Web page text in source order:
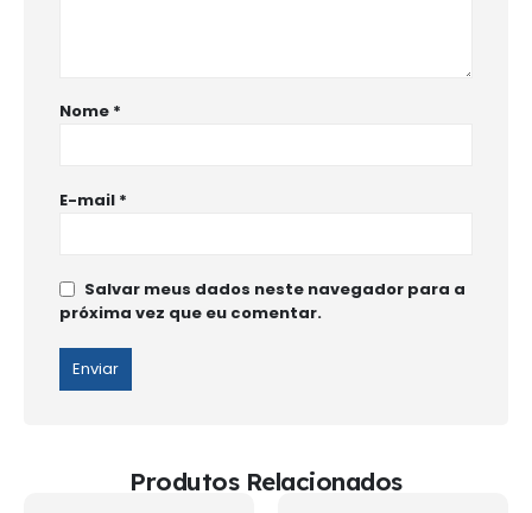
Nome *
E-mail *
Salvar meus dados neste navegador para a
próxima vez que eu comentar.
Produtos Relacionados